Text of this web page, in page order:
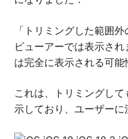
「トリミングした範囲
ビューアーでは表示さ
は完全に表示される可能
これは、トリミングし
示しており、ユーザーに